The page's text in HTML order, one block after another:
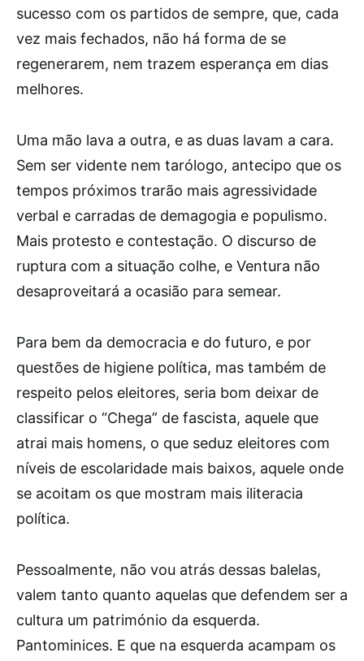
sucesso com os partidos de sempre, que, cada
vez mais fechados, não há forma de se
regenerarem, nem trazem esperança em dias
melhores.
Uma mão lava a outra, e as duas lavam a cara.
Sem ser vidente nem tarólogo, antecipo que os
tempos próximos trarão mais agressividade
verbal e carradas de demagogia e populismo.
Mais protesto e contestação. O discurso de
ruptura com a situação colhe, e Ventura não
desaproveitará a ocasião para semear.
Para bem da democracia e do futuro, e por
questões de higiene política, mas também de
respeito pelos eleitores, seria bom deixar de
classificar o “Chega” de fascista, aquele que
atrai mais homens, o que seduz eleitores com
níveis de escolaridade mais baixos, aquele onde
se acoitam os que mostram mais iliteracia
política.
Pessoalmente, não vou atrás dessas balelas,
valem tanto quanto aquelas que defendem ser a
cultura um património da esquerda.
Pantominices. E que na esquerda acampam os